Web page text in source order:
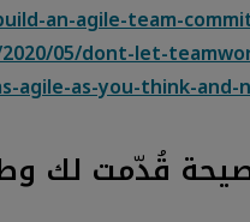
an-agile-team-
05/dont-let-
agile-as-you-think-
قُدّمت لك